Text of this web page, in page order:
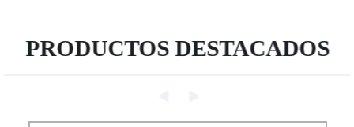
PRODUCTOS DESTACADOS